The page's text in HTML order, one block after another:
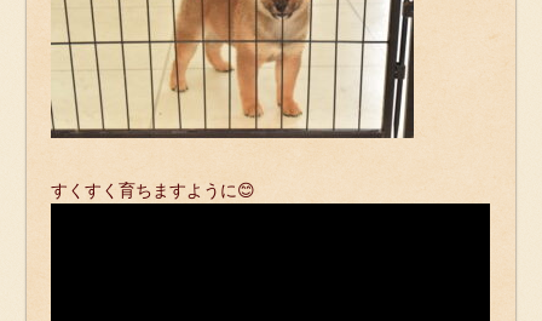
すくすく育ちますように😊